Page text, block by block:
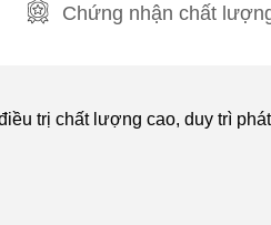
Chứng nhận chất
Phục vụ sinh hoạt：
trị chất lượng cao, duy trì